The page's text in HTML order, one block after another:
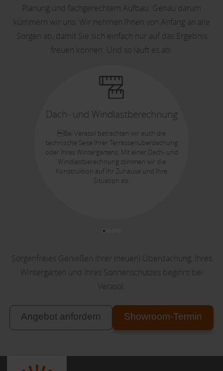
Planung und fachgerechtem Aufbau. Genau darum
kümmern wir uns: Wir nehmen Ihnen von Anfang an alle
Sorgen ab, damit Sie sich einfach nur auf das Ergebnis
freuen können. Und so läuft es ab:
Dach- und Windlastberechnung
Bei Verasol betrachten wir auch die
technische Seite Ihrer Terrassenüberdachung
oder Ihres Wintergartens. Mit einer Dach- und
Windlastberechnung stimmen wir die
Konstruktion auf Ihr Zuhause und Ihre
Situation ab.
Sorgenfreies Genießen Ihrer (neuen) Überdachung, Ihres
Wintergärten und Ihres Sonnenschutzes beginnt bei
Verasol.
Angebot anfordern Showroom-Termin